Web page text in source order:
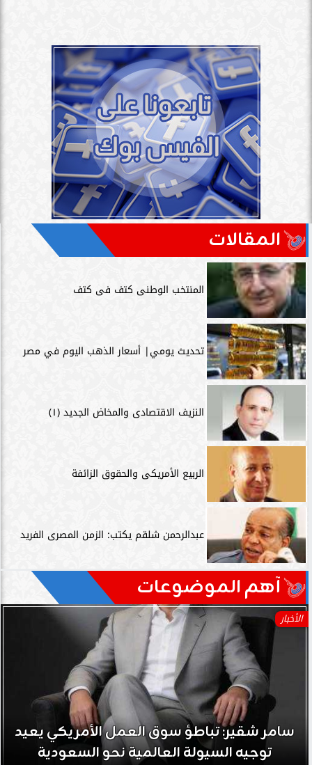
المقالات
المنتخب الوطنى كتف فى كتف
تحديث يومي| أسعار الذهب اليوم في مصر
النزيف الاقتصادى والمخاض الجديد (١)
الربيع الأمريكى والحقوق الزائفة
عبدالرحمن شلقم يكتب: الزمن المصرى الفريد
آهم الموضوعات
الأخبار
سامر شقير: تباطؤ سوق العمل الأمريكي يعيد
توجيه السيولة العالمية نحو السعودية